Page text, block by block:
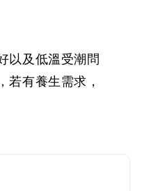
以及低溫受潮問
若有養生需求，